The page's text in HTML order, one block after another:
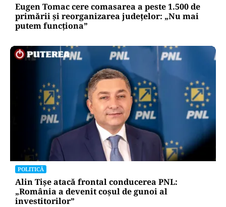
Eugen Tomac cere comasarea a peste 1.500 de
primării și reorganizarea județelor: „Nu mai
putem funcționa”
POLITICĂ
Alin Tișe atacă frontal conducerea PNL:
„România a devenit coșul de gunoi al
investitorilor”